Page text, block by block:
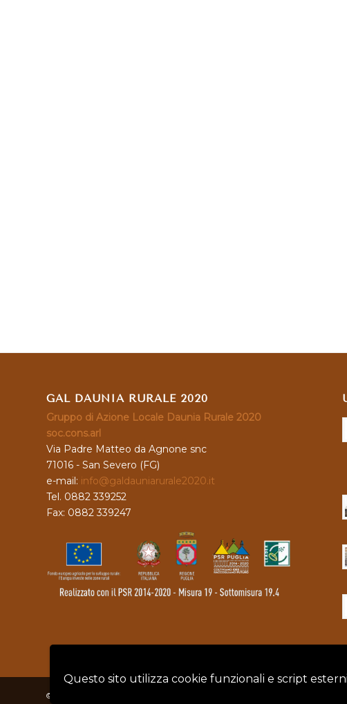
Questo sito utilizza cookie funzionali e script
GAL DAUNIA RURALE 2020
Gruppo di Azione Locale Daunia Rurale 2020
soc.cons.arl
Via Padre Matteo da Agnone snc
71016 - San Severo (FG)
e-mail: info@galdauniarurale2020.it
Tel. 0882 339252
Fax: 0882 339247
© Copyright - GAL DAUNIA RURALE 2020 - P.IVA: 04128760719 |